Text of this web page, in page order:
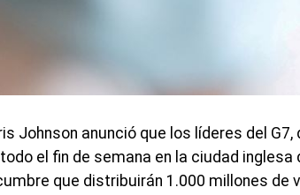
Johnson anunció que los líderes del
el fin de semana en la ciudad inglesa
que distribuirán 1.000 millones de